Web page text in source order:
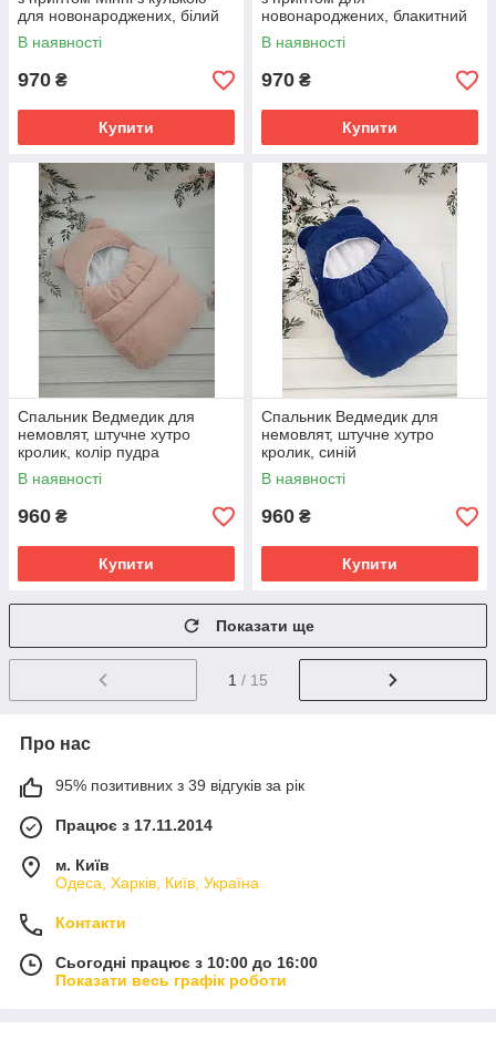
для новонароджених, білий
В наявності
970 ₴
Купити
новонароджених, блакитний
В наявності
970 ₴
Купити
Спальник Ведмедик для
немовлят, штучне хутро
кролик, колір пудра
В наявності
960 ₴
Купити
Спальник Ведмедик для
немовлят, штучне хутро
кролик, синій
В наявності
960 ₴
Купити
Показати ще
1 / 15
Про нас
95% позитивних з 39 відгуків за рік
Працює з 17.11.2014
м. Київ
Одеса, Харків, Київ, Україна
Контакти
Сьогодні працює з 10:00 до 16:00
Показати весь графік роботи